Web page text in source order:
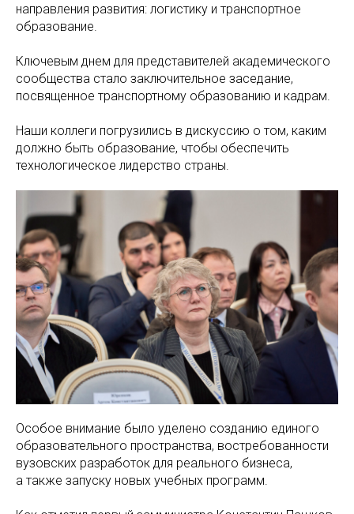
направления развития: логистику и транспортное
образование.
Ключевым днем для представителей академического
сообщества стало заключительное заседание,
посвященное транспортному образованию и кадрам.
Наши коллеги погрузились в дискуссию о том, каким
должно быть образование, чтобы обеспечить
технологическое лидерство страны.
Особое внимание было уделено созданию единого
образовательного пространства, востребованности
вузовских разработок для реального бизнеса,
а также запуску новых учебных программ.